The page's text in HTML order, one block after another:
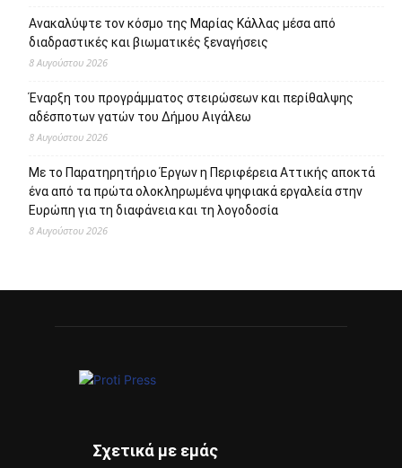
Πρόσφατα άρθρα
95 ειδικότητες και 860 τμήματα στις Δημόσιες Σ.Α.Ε.Κ. για
Έναρξη του προγράμματος στειρώσεων και περίθαλψης